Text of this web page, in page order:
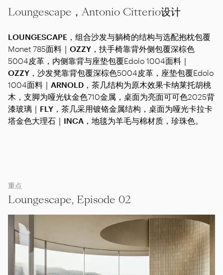
Loungescape，Antonio Citterio设计
LOUNGESCAPE ，组合沙发与躺椅的结构与选配抱枕包覆
Monet 785面料｜ OZZY ，扶手椅靠背外侧包覆深棕色
5004皮革，内侧靠背与座垫包覆Edolo 1004面料｜
OZZY ，沙发凳靠背包覆深棕色5004皮革，座垫包覆Edolo
1004面料｜ ARNOLD ，茶几结构为原木效果卡纳莱托胡桃
木，支脚为哑光钛金色710金属，桌面为亮面可可色2025背
漆玻璃｜ FLY ，茶几采用镀铬金属结构，桌面为哑光卡拉卡
塔金色大理石｜ INCA ，地毯为羊毛与棉材质，珍珠色。
重点
Loungescape, Episode 02